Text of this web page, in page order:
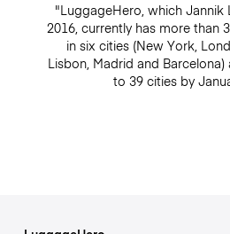
"LuggageHero, which Jannik
2016, currently has more than
in six cities (New York,
Lisbon, Madrid and
to 39 cities by